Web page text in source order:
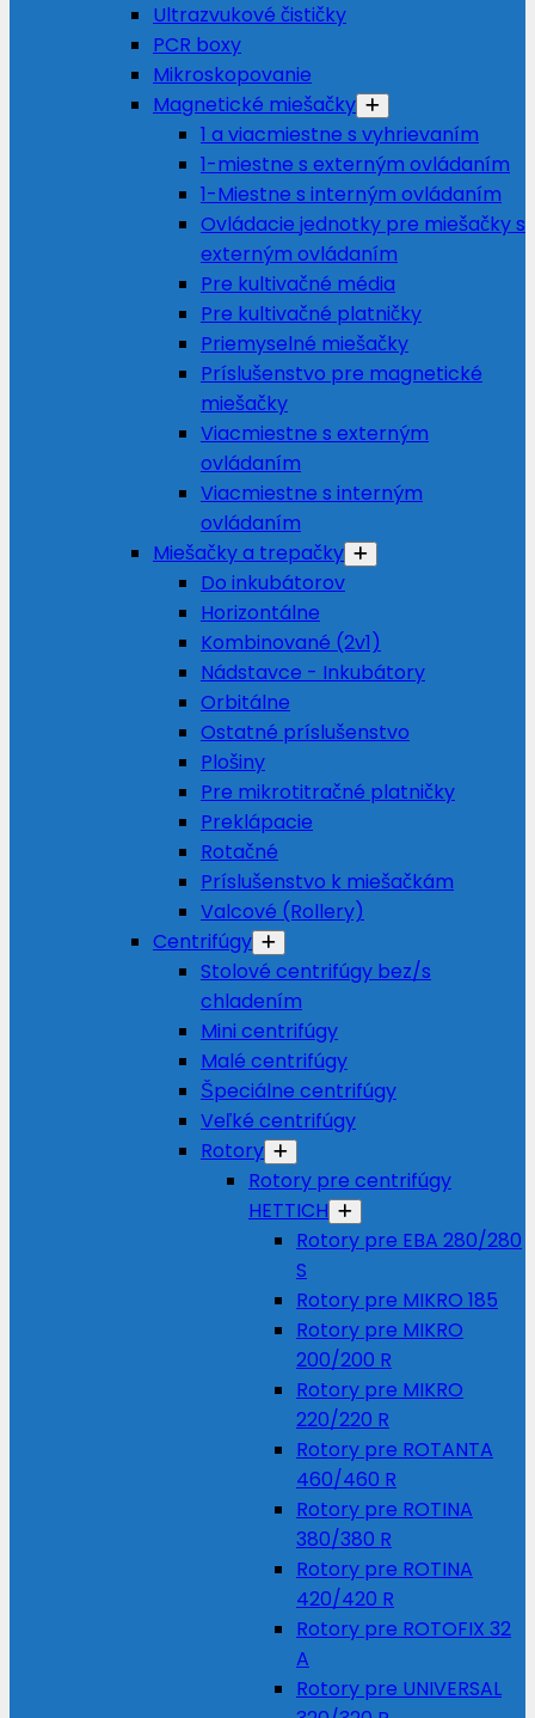
Ultrazvukové čističky
PCR boxy
Mikroskopovanie
Magnetické miešačky
1 a viacmiestne s vyhrievaním
1-miestne s externým ovládaním
1-Miestne s interným ovládaním
Ovládacie jednotky pre miešačky s
externým ovládaním
Pre kultivačné média
Pre kultivačné platničky
Priemyselné miešačky
Príslušenstvo pre magnetické
miešačky
Viacmiestne s externým
ovládaním
Viacmiestne s interným
ovládaním
Miešačky a trepačky
Do inkubátorov
Horizontálne
Kombinované (2v1)
Nádstavce - Inkubátory
Orbitálne
Ostatné príslušenstvo
Plošiny
Pre mikrotitračné platničky
Preklápacie
Rotačné
Príslušenstvo k miešačkám
Valcové (Rollery)
Centrifúgy
Stolové centrifúgy bez/s
chladením
Mini centrifúgy
Malé centrifúgy
Špeciálne centrifúgy
Veľké centrifúgy
Rotory
Rotory pre centrifúgy
HETTICH
Rotory pre EBA 280/280
S
Rotory pre MIKRO 185
Rotory pre MIKRO
200/200 R
Rotory pre MIKRO
220/220 R
Rotory pre ROTANTA
460/460 R
Rotory pre ROTINA
380/380 R
Rotory pre ROTINA
420/420 R
Rotory pre ROTOFIX 32
A
Rotory pre UNIVERSAL